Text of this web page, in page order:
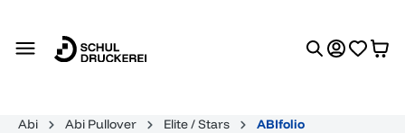
Abi Abi Pullover Elite / Stars
ABIfolio